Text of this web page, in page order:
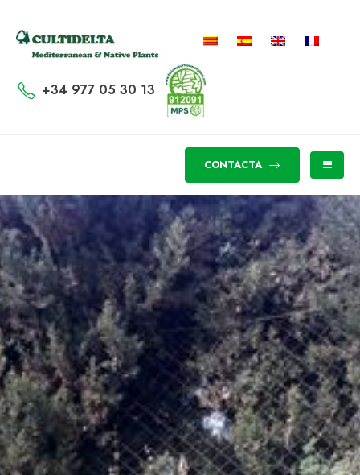
+34 977 05 30 13
CONTACTA